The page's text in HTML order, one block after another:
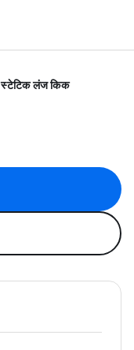
स्टेटिक लंज किक